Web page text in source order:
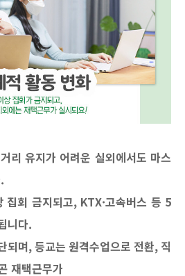
리 유지가 어려운 실외에서도 마스
집회 금지되고, KTX·고속버스 등 5
니다.
되며, 등교는 원격수업으로 전환, 직
재택근무가